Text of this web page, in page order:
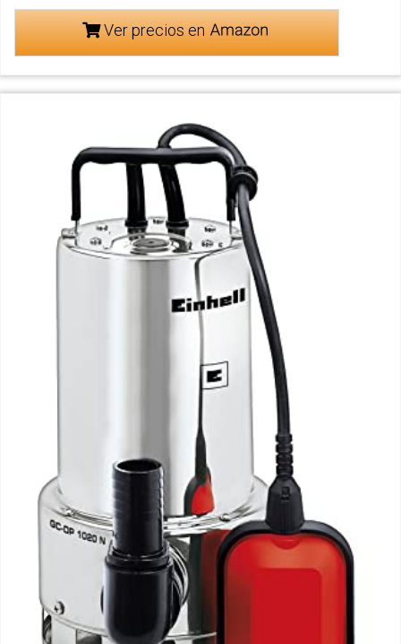
Ver precios en